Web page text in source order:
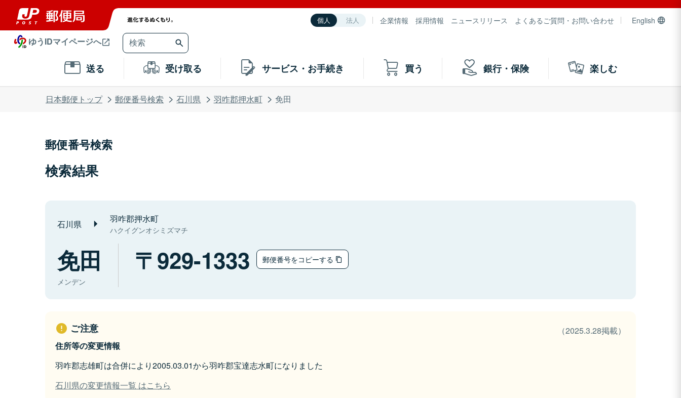
個人 法人 企業情報 採用情報 ニュースリリース よくあるご質問・お問い合わせ English
ゆうIDマイページへ
送る 受け取る サービス・お手続き 買う 銀行・保険 楽しむ
日本郵便トップ 郵便番号検索 石川県 羽咋郡押水町 免田
郵便番号検索
検索結果
石川県 羽咋郡押水町
ハクイグンオシミズマチ
免田
メンデン
929-1333 郵便番号をコピーする
ご注意
（2025.3.28掲載）
住所等の変更情報
羽咋郡志雄町は合併により2005.03.01から羽咋郡宝達志水町になりました
石川県の変更情報一覧 はこちら